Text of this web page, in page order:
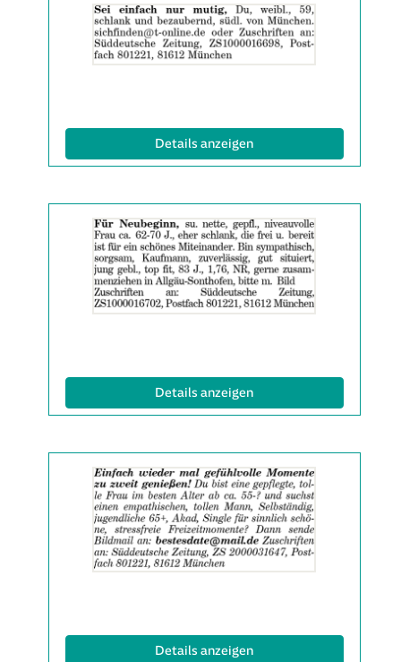
der
Anzeige
2061710
Details anzeigen(ID: 2061710)
der
Anzeige
2061725
anzeigen
|
Details anzeigen(ID: 2061725)
der
Anzeige
2061865
anzeigen
|
Info:
Details anzeigen(ID: 2061865)